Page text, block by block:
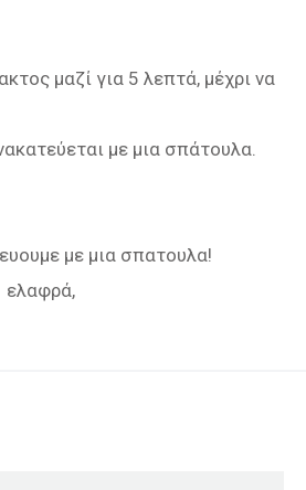
μαζί για 5 λεπτά, μέχρι να
με μια σπάτουλα.
με μια σπατουλα!
ελαφρά,